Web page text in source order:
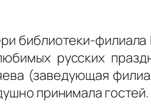
библиотеки-
русских
(заведующая
принимала гостей.